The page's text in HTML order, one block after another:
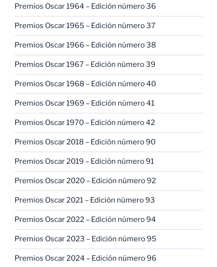
Premios Oscar 1964 – Edición número 36
Premios Oscar 1965 – Edición número 37
Premios Oscar 1966 – Edición número 38
Premios Oscar 1967 – Edición número 39
Premios Oscar 1968 – Edición número 40
Premios Oscar 1969 – Edición número 41
Premios Oscar 1970 – Edición número 42
Premios Oscar 2018 – Edición número 90
Premios Oscar 2019 – Edición número 91
Premios Oscar 2020 – Edición número 92
Premios Oscar 2021 – Edición número 93
Premios Oscar 2022 – Edición número 94
Premios Oscar 2023 – Edición número 95
Premios Oscar 2024 – Edición número 96